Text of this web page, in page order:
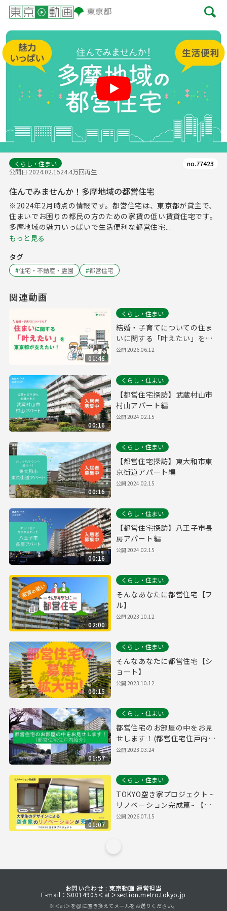
くらし・住まい
公開日 2024.02.1524.4万回再生
no.77423
住んでみませんか！多摩地域の都営住宅
※2024年2月時点の情報です。都営住宅は、東京都が貸主で、
住まいでお困りの都民の方のための家賃の低い賃貸住宅です。
多摩地域の魅力いっぱいで生活便利な都営住宅...
もっと見る
タグ
#住宅・不動産・霊園 #都営住宅
関連動画
01:46
くらし・住まい
結婚・子育てについての住ま
いに関する「叶えたい」を東
京都が支えたい！
公開2026.06.12
00:16
くらし・住まい
【都営住宅探訪】武蔵村山市
村山アパート編
公開2024.02.15
00:16
くらし・住まい
【都営住宅探訪】東大和市東
京街道アパート編
公開2024.02.15
00:16
くらし・住まい
【都営住宅探訪】八王子市長
房アパート編
公開2024.02.15
02:00
くらし・住まい
そんなあなたに都営住宅【フ
ル】
公開2023.10.12
00:15
くらし・住まい
そんなあなたに都営住宅【シ
ョート】
公開2023.10.12
01:57
くらし・住まい
都営住宅のお部屋の中をお見
せします！(都営住宅住戸内紹
介)
公開2023.03.24
01:07
くらし・住まい
TOKYO空き家プロジェクト ~
リノベーション完成篇~ 【字
幕無し】
公開2026.07.15
お問い合わせ : 東京動画 運営担当
E-mail：S0014905＜at＞section.metro.tokyo.jp
※＜at＞を@に置き換えてメールをお送りください。